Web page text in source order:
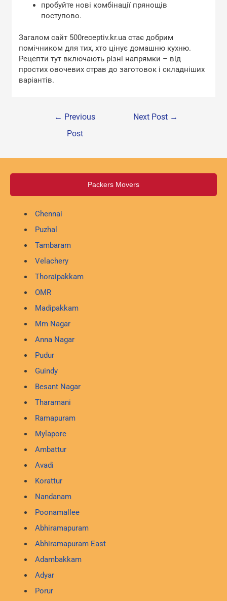
пробуйте нові комбінації прянощів
поступово.
Загалом сайт 500receptiv.kr.ua стає добрим
помічником для тих, хто цінує домашню кухню.
Рецепти тут включають різні напрямки – від
простих овочевих страв до заготовок і складніших
варіантів.
← Previous
Post
Next Post →
Packers Movers
Chennai
Puzhal
Tambaram
Velachery
Thoraipakkam
OMR
Madipakkam
Mm Nagar
Anna Nagar
Pudur
Guindy
Besant Nagar
Tharamani
Ramapuram
Mylapore
Ambattur
Avadi
Korattur
Nandanam
Poonamallee
Abhiramapuram
Abhiramapuram East
Adambakkam
Adyar
Porur